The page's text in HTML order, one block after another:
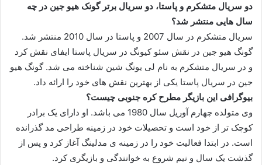
دو سریال متشکرم و پاستا، دو سریال برتر گونک هیو جین در چه
سال هایی منتشر شد؟
سریال متشکرم در سال 2007 و پاستا در سال 2010 منتشر شد.
گونگ هیو جین در نقش سئو کیونگ در سریال پاستا ایفای نقش کرد
و در سریال متشکرم به نام لی یونگ شین شناخته می شد. گونگ هیو
جین در سریال پاستا یکی از بهترین نقش های خود را ارائه داد.
بیوگرافی این بازیگر مطرح کره جنوبی چیست؟
وی متولده چهارم آوریل سال 1980 می باشد. او دارای یک برادر
کوچک تر از خود است و تحصیلات خود در زمینه طراحی مد گذرانده
است. در ابتدا فعالیت خود را در زمینه ی مدلینگ آغاز کرد و پس از
گذشت یک سال و نیم شروع به خوانندگی و بازیگری کرد.